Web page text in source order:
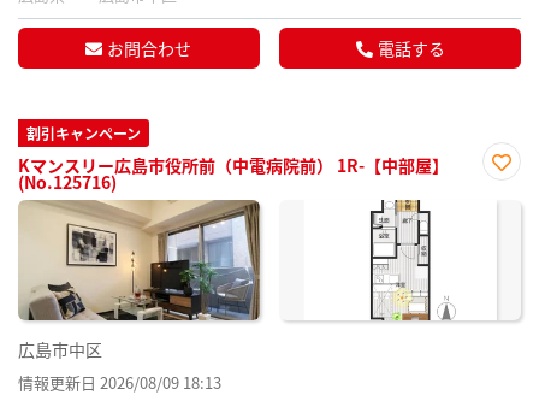
お問合わせ 電話する
割引キャンペーン
Kマンスリー広島市役所前（中電病院前） 1R-【中部屋】
(No.125716)
に入
広島市中区
情報更新日 2026/08/09 18:13